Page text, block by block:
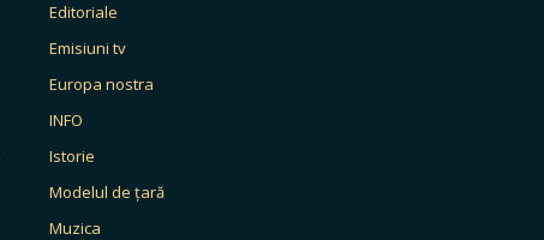
Editoriale
Emisiuni tv
Europa nostra
INFO
Istorie
Modelul de țară
Muzica